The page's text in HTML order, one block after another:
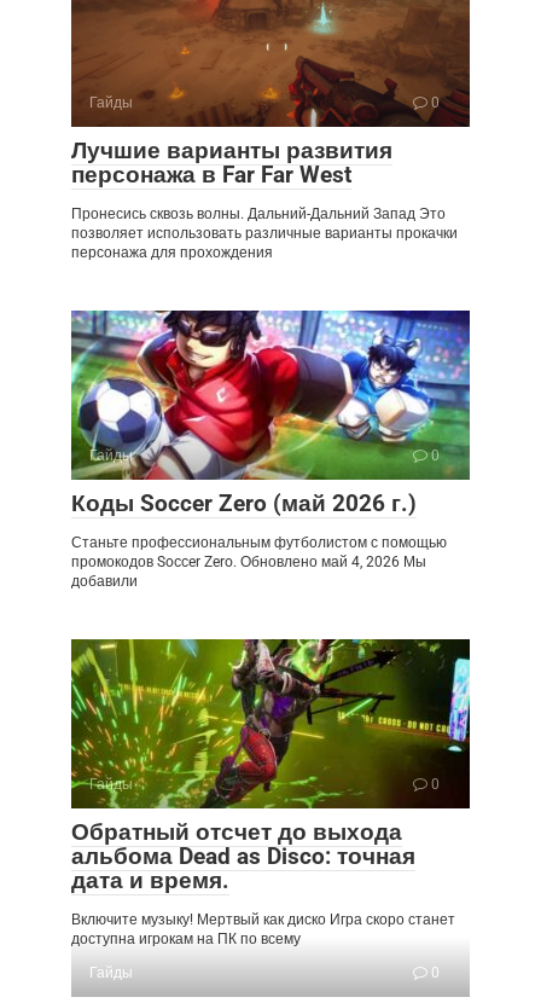
Гайды 0
Лучшие варианты развития
персонажа в Far Far West
Пронесись сквозь волны. Дальний-Дальний Запад Это
позволяет использовать различные варианты прокачки
персонажа для прохождения
Гайды 0
Коды Soccer Zero (май 2026 г.)
Станьте профессиональным футболистом с помощью
промокодов Soccer Zero. Обновлено май 4, 2026 Мы
добавили
Гайды 0
Обратный отсчет до выхода
альбома Dead as Disco: точная
дата и время.
Включите музыку! Мертвый как диско Игра скоро станет
доступна игрокам на ПК по всему
Гайды
0